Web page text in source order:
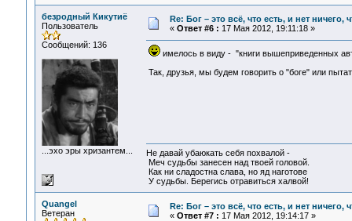
безродный Кикутиё
Пользователь
Сообщений: 136
...эхо эры хризантем...
Re: Бог – это всё, что есть, и нет
« Ответ #6 : 17 Мая 2012, 19:11:18 »
имелось в виду - "книги вышеприведенных
Так, друзья, мы будем говорить о "боге" или
Не давай убаюкать себя похвалой -
Меч судьбы занесен над твоей головой.
Как ни сладостна слава, но яд наготове
У судьбы. Берегись отравиться халвой!
Quangel
Ветеран
Re: Бог – это всё, что есть, и нет
« Ответ #7 : 17 Мая 2012, 19:14:17 »